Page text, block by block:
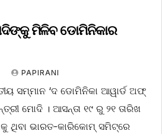
ମିଳିବ ଡୋମିନିକାର
PAPIRANI
ସମ୍ମାନ ‘ଦ ଡୋମିନିକା ଆୱାର୍ଡ ଅଫ୍‌
ମୋଦି । ଆସନ୍ତା ୧୯ ରୁ ୨୧ ତାରିଖ
ଥିବା ଭାରତ-କାରିକୋମ୍ ସମିଟ୍‌ରେ